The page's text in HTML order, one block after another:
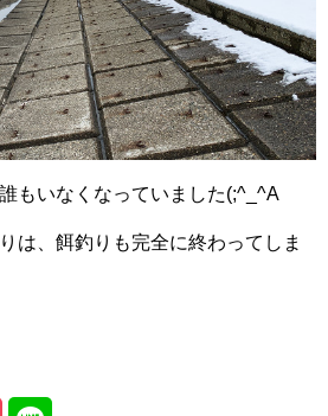
もいなくなっていました(;^_^A
は、餌釣りも完全に終わってしま